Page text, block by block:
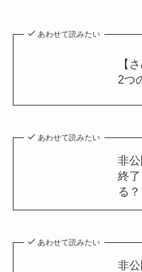
あわせて読みたい
【
2つ
あわせて読みたい
非
終
る
あわせて読みたい
非